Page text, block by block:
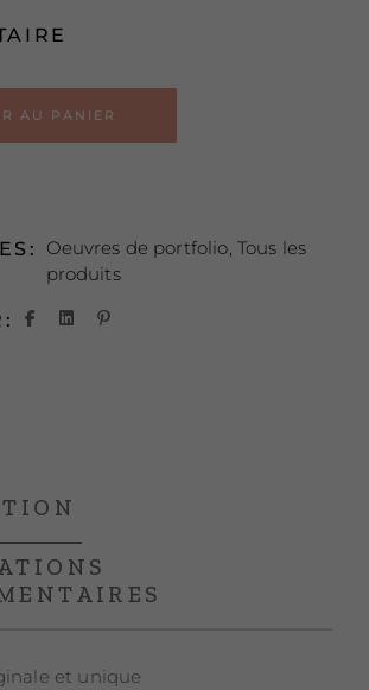
AU PANIER
Oeuvres de portfolio, Tous les
produits
et unique